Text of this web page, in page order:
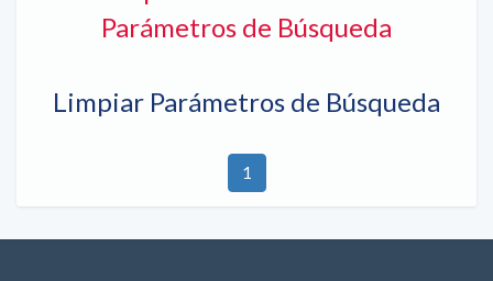
Parámetros de Búsqueda
Limpiar Parámetros de Búsqueda
1